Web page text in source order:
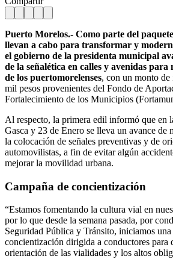
Puerto Morelos.- Como parte del
llevan a cabo para transformar y
el gobierno de la presidenta municipal
de la señalética en calles y avenidas
de los puertomorelenses, con un monto
mil pesos provenientes del Fondo de
Fortalecimiento de los Municipios
Al respecto, la primera edil informó que en
Gasca y 23 de Enero se lleva un avance de
la colocación de señales preventivas y de
automovilistas, a fin de evitar algún
mejorar la movilidad urbana.
Campaña de concientización
“Estamos fomentando la cultura vial en
por lo que desde la semana pasada, por
Seguridad Pública y Tránsito, iniciamos una
concientización dirigida a conductores para
orientación de las vialidades y los altos